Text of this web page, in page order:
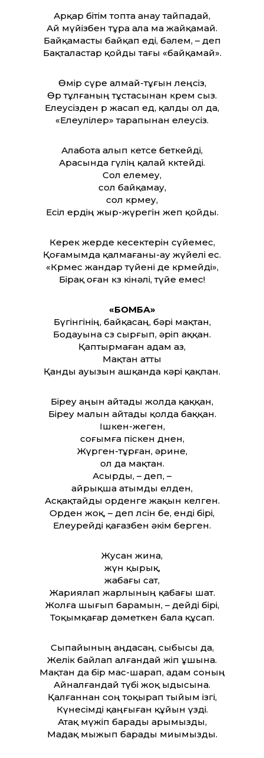
Арқар бітім топта анау тайпадай,
Ай мүйізбен тұра ала ма жайқамай.
Байқамасты байқап еді, бәлем, – деп
Бақталастар қойды тағы «байқамай».
Өмір сүре алмай-тұғын өлеңсіз,
Өр тұлғаның тұстасынан көрем сыз.
Елеусізден өр жасап ед, қалды ол да,
«Елеулілер» тарапынан елеусіз.
Алабота алып кетсе беткейді,
Арасында гүлің қалай көктейді.
Сол елемеу,
сол байқамау,
сол көрмеу,
Есіл ердің жыр-жүрегін жеп қойды.
Керек жерде кесектерін сүйемес,
Қоғамымда қалмағаны-ау жүйелі ес.
«Көрмес жандар түйені де көрмейді»,
Бірақ оған көз кінәлі, түйе емес!
«БОМБА»
Бүгінгінің, байқасаң, бәрі мақтан,
Бодауына сөз сырғып, әріп аққан.
Қаптырмаған адам аз,
Мақтан ат­ты
Қанды ауызын ашқанда кәрі қақпан.
Біреу аңын айтады жолда қаққан,
Біреу малын айтады қолда баққан.
Ішкен-жеген,
соғымға піскен дөнен,
Жүрген-тұрған, әрине,
ол да мақтан.
Асырды, – деп, –
айрықша атымды елден,
Асқақтайды орденге жақын келген.
Орден жоқ, – деп өлсін бе, енді бірі,
Елеурейді қағазбен әкім берген.
Жусан жина,
жүн қырық,
жабағы сат,
Жариялап жарлының қабағы шат.
Жолға шығып барамын, – дейді бірі,
Тоқымқағар дәметкен бала құсап.
Сыпайының аңдасаң, сыбысы да,
Желік байлап алғандай жіп ұшына.
Мақтан да бір мас-шарап, адам соның
Айналғандай түбі жоқ ыдысына.
Қалғаннан соң тоқырап тыйым ізгі,
Күнесімді қаңғыған құйын үзді.
Атақ мүжіп барады арымызды,
Мадақ мыжып барады миымызды.